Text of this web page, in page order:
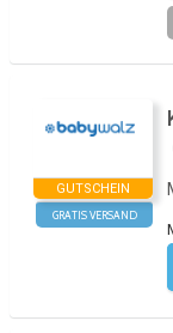
GUTSCHEIN
GRATIS VERSAND